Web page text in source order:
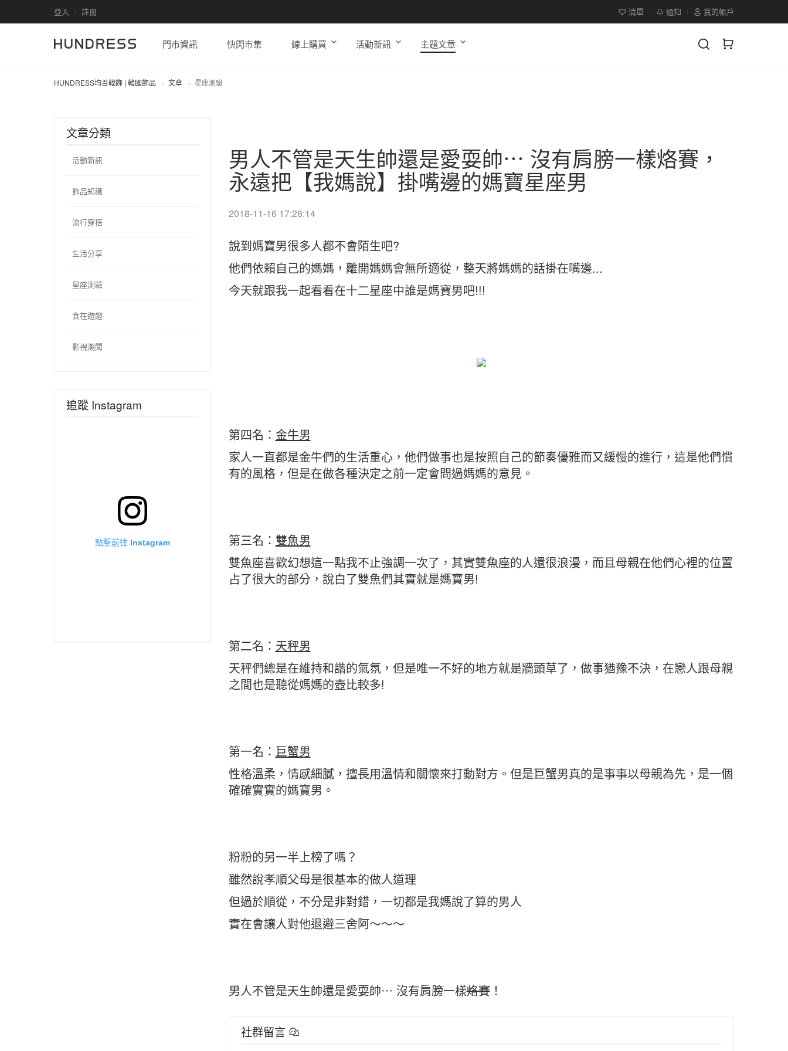
登入 註冊 清單 通知 我的帳戶
門市資訊 快閃市集 線上購買 活動新訊 主題文章
HUNDRESS均百韓飾 | 韓國飾品 文章 星座測驗
男人不管是天生帥還是愛耍帥⋯ 沒有肩膀一樣烙賽，
永遠把【我媽說】掛嘴邊的媽寶星座男
2018-11-16 17:28:14
說到媽寶男很多人都不會陌生吧?
他們依賴自己的媽媽，離開媽媽會無所適從，整天將媽媽的話掛在嘴邊...
今天就跟我一起看看在十二星座中誰是媽寶男吧!!!
第四名： 金牛男
家人一直都是金牛們的生活重心，他們做事也是按照自己的節奏優雅而又緩慢的進行，這是他們慣
有的風格，但是在做各種決定之前一定會問過媽媽的意見。
第三名： 雙魚男
雙魚座喜歡幻想這一點我不止強調一次了，其實雙魚座的人還很浪漫，而且母親在他們心裡的位置
占了很大的部分，說白了雙魚們其實就是媽寶男!
第二名： 天秤男
天秤們總是在維持和諧的氣氛，但是唯一不好的地方就是牆頭草了，做事猶豫不決，在戀人跟母親
之間也是聽從媽媽的壺比較多!
第一名： 巨蟹男
性格溫柔，情感細膩，擅長用溫情和關懷來打動對方。但是巨蟹男真的是事事以母親為先，是一個
確確實實的媽寶男。
粉粉的另一半上榜了嗎？
雖然說孝順父母是很基本的做人道理
但過於順從，不分是非對錯，一切都是我媽說了算的男人
實在會讓人對他退避三舍阿～～～
男人不管是天生帥還是愛耍帥⋯ 沒有肩膀一樣烙賽！
社群留言
文章分類
活動新訊
飾品知識
流行穿搭
生活分享
星座測驗
食在遊趣
影視潮聞
追蹤 Instagram
點擊前往 Instagram